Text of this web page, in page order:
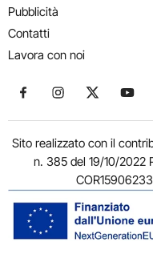
Pubblicità
Contatti
Lavora con noi
Seguici su Facebook
Seguici suSeguici su
Sito realizzato con il
n. 385 del 19/10/2022